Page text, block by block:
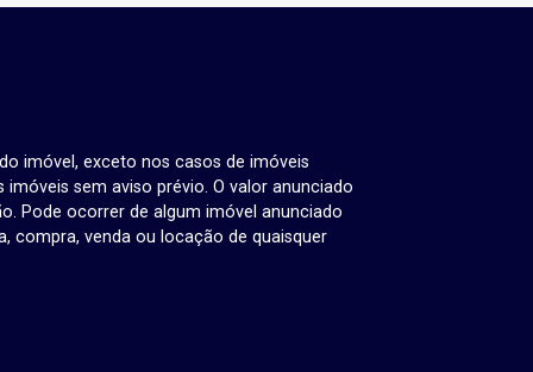
imóvel, exceto nos casos de imóveis
sem aviso prévio. O valor anunciado
Pode ocorrer de algum imóvel anunciado
compra, venda ou locação de quaisquer